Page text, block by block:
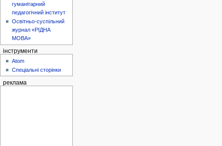
гуманітарний
педагогічний інститут
Освітньо-суспільний
журнал «РІДНА
МОВА»
інструменти
Atom
Спеціальні сторінки
реклама